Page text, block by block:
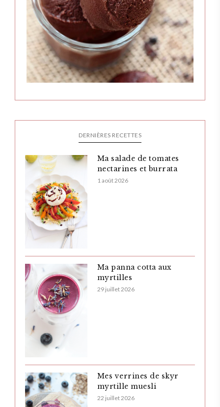
DERNIÈRES RECETTES
Ma salade de tomates
nectarines et burrata
1 août 2026
Ma panna cotta aux
myrtilles
29 juillet 2026
Mes verrines de skyr
myrtille muesli
22 juillet 2026